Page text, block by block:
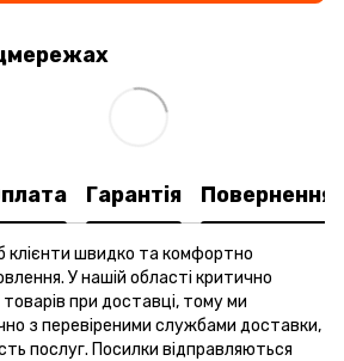
Гарантія Повернення
швидко та комфортно
У нашій області критично
при доставці, тому ми
з перевіреними службами доставки,
послуг. Посилки відправляються